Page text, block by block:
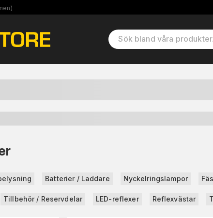
)
Batterier / Laddare Nyckelringslampor
Tillbehör / Reservdelar LED-reflexer Reflexvästar